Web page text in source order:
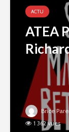
ACTU
ATEA
Brice
1 362 vues